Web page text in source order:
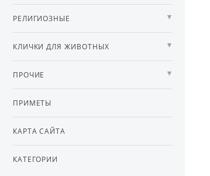
РЕЛИГИОЗНЫЕ
КЛИЧКИ ДЛЯ ЖИВОТНЫХ
ПРОЧИЕ
ПРИМЕТЫ
КАРТА САЙТА
КАТЕГОРИИ